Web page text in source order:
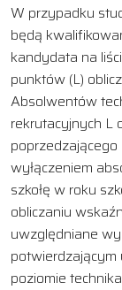
W przypadku
będą
kandydata na
punktów (L)
Absolwentów
rekrutacyjnych L
poprzedzającego
wyłączeniem
szkołę w roku
obliczaniu
uwzględniane
poziomie